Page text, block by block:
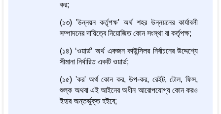
কর;
(১৩) 'উন্নয়ন কর্তৃপক্ষ' অর্থ শহর উন্নয়নের কার্যাবলী
সম্পাদনের দায়িত্বে নিয়োজিত কোন সংস্থা বা কর্তৃপক্ষ;
(১৪) ‘ওয়ার্ড’ অর্থ একজন কাউন্সিলর নির্বাচনের উদ্দেশ্যে
সীমানা নির্ধারিত একটি ওয়ার্ড;
(১৫) 'কর' অর্থ কোন কর, উপ-কর, রেইট, টোল, ফিস,
শুল্ক অথবা এই আইনের অধীন আরোপযোগ্য কোন করও
ইহার অন্তর্ভুক্ত হইবে;